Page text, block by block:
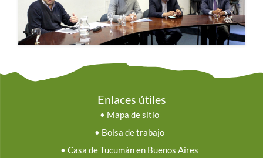
Enlaces útiles
• Mapa de sitio
• Bolsa de trabajo
• Casa de Tucumán en Buenos Aires